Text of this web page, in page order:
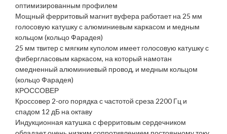
оптимизированным профилем
Мощный ферритовый магнит вуфера работает на 25 мм
голосовую катушку с алюминиевым каркасом и медным
кольцом (кольцо Фарадея)
25 мм твитер с мягким куполом имеет голосовую катушку с
фибергласовым каркасом, на который намотан
омедненный алюминиевый провод, и медным кольцом
(кольцо Фарадея)
КРОССОВЕР
Кроссовер 2-ого порядка с частотой среза 2200 Гц и
спадом 12 дБ на октаву
Индукционная катушка с ферритовым сердечником